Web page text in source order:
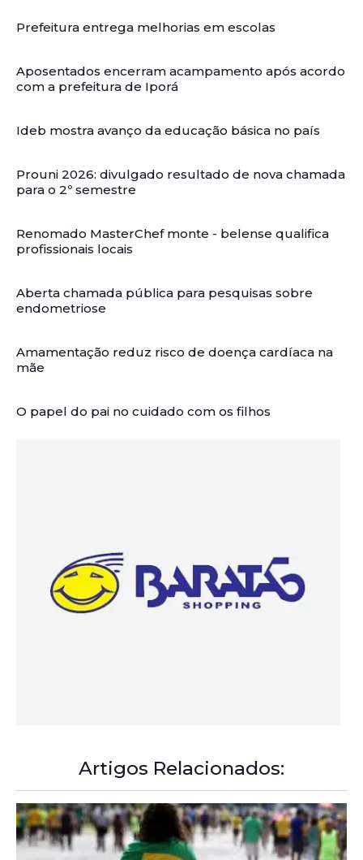
Prefeitura entrega melhorias em escolas
Aposentados encerram acampamento após acordo
com a prefeitura de Iporá
Ideb mostra avanço da educação básica no país
Prouni 2026: divulgado resultado de nova chamada
para o 2º semestre
Renomado MasterChef monte - belense qualifica
profissionais locais
Aberta chamada pública para pesquisas sobre
endometriose
Amamentação reduz risco de doença cardíaca na
mãe
O papel do pai no cuidado com os filhos
Artigos Relacionados: